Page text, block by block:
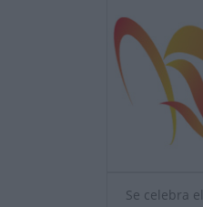
Se celebra el